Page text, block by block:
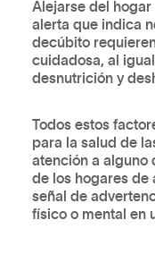
Alejarse del hogar
alerta que indica
decúbito
cuidadosa, al
desnutrición y
Todos estos
para la salud de
atención a alguno
de los hogares de
señal de
físico o mental en